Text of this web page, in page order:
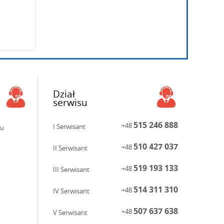
Dział
serwisu
I Serwisant +48515 246 888
II Serwisant +48510 427 037
III Serwisant +48519 193 133
IV Serwisant +48514 311 310
V Serwisant +48507 637 638